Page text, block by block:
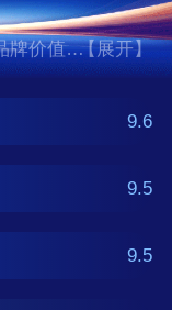
牌价值、
表十大
、
表什么
【展开】
9.6
9.5
9.5